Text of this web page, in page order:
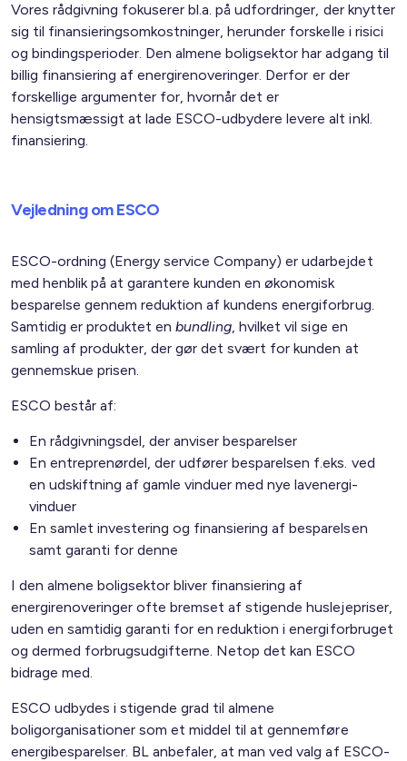
Vores rådgivning fokuserer bl.a. på udfordringer, der knytter
sig til finansieringsomkostninger, herunder forskelle i risici
og bindingsperioder. Den almene boligsektor har adgang til
billig finansiering af energirenoveringer. Derfor er der
forskellige argumenter for, hvornår det er
hensigtsmæssigt at lade ESCO-udbydere levere alt inkl.
finansiering.
Vejledning om ESCO
ESCO-ordning (Energy service Company) er udarbejdet
med henblik på at garantere kunden en økonomisk
besparelse gennem reduktion af kundens energiforbrug.
Samtidig er produktet enbundling, hvilket vil sige en
samling af produkter, der gør det svært for kunden at
gennemskue prisen.
ESCO består af:
En rådgivningsdel, der anviser besparelser
En entreprenørdel, der udfører besparelsen f.eks. ved
en udskiftning af gamle vinduer med nye lavenergi-
vinduer
En samlet investering og finansiering af besparelsen
samt garanti for denne
I den almene boligsektor bliver finansiering af
energirenoveringer ofte bremset af stigende huslejepriser,
uden en samtidig garanti for en reduktion i energiforbruget
og dermed forbrugsudgifterne. Netop det kan ESCO
bidrage med.
ESCO udbydes i stigende grad til almene
boligorganisationer som et middel til at gennemføre
energibesparelser. BL anbefaler, at man ved valg af ESCO-